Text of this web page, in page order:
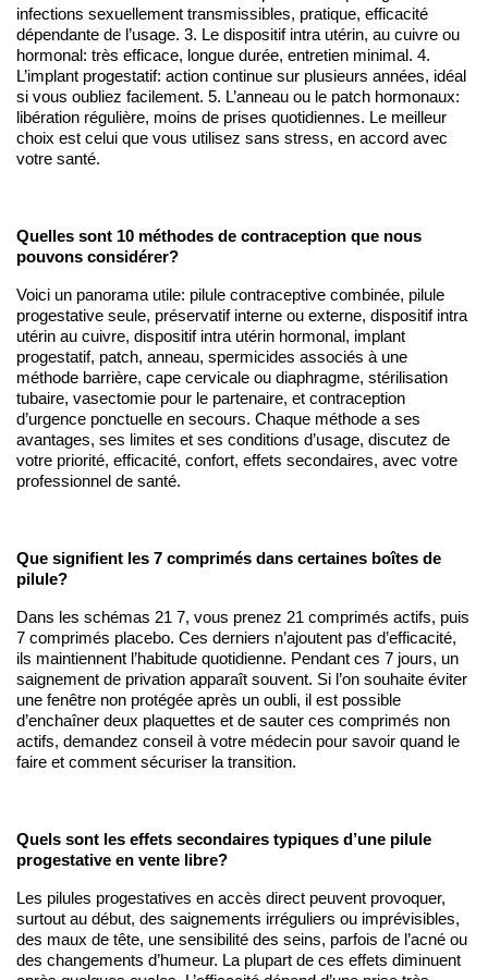
infections sexuellement transmissibles, pratique, efficacité
dépendante de l’usage. 3. Le dispositif intra utérin, au cuivre ou
hormonal: très efficace, longue durée, entretien minimal. 4.
L’implant progestatif: action continue sur plusieurs années, idéal
si vous oubliez facilement. 5. L’anneau ou le patch hormonaux:
libération régulière, moins de prises quotidiennes. Le meilleur
choix est celui que vous utilisez sans stress, en accord avec
votre santé.
Quelles sont 10 méthodes de contraception que nous
pouvons considérer?
Voici un panorama utile: pilule contraceptive combinée, pilule
progestative seule, préservatif interne ou externe, dispositif intra
utérin au cuivre, dispositif intra utérin hormonal, implant
progestatif, patch, anneau, spermicides associés à une
méthode barrière, cape cervicale ou diaphragme, stérilisation
tubaire, vasectomie pour le partenaire, et contraception
d’urgence ponctuelle en secours. Chaque méthode a ses
avantages, ses limites et ses conditions d’usage, discutez de
votre priorité, efficacité, confort, effets secondaires, avec votre
professionnel de santé.
Que signifient les 7 comprimés dans certaines boîtes de
pilule?
Dans les schémas 21 7, vous prenez 21 comprimés actifs, puis
7 comprimés placebo. Ces derniers n’ajoutent pas d’efficacité,
ils maintiennent l’habitude quotidienne. Pendant ces 7 jours, un
saignement de privation apparaît souvent. Si l’on souhaite éviter
une fenêtre non protégée après un oubli, il est possible
d’enchaîner deux plaquettes et de sauter ces comprimés non
actifs, demandez conseil à votre médecin pour savoir quand le
faire et comment sécuriser la transition.
Quels sont les effets secondaires typiques d’une pilule
progestative en vente libre?
Les pilules progestatives en accès direct peuvent provoquer,
surtout au début, des saignements irréguliers ou imprévisibles,
des maux de tête, une sensibilité des seins, parfois de l’acné ou
des changements d’humeur. La plupart de ces effets diminuent